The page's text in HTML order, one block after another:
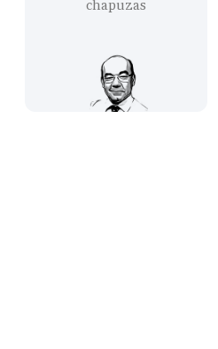
chapuzas